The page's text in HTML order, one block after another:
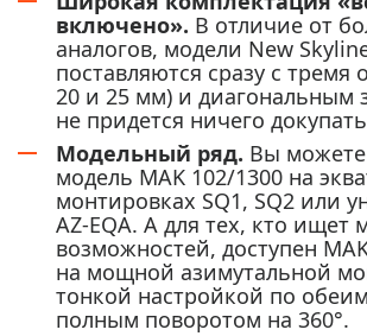
включено». В отличие от
аналогов, модели New
поставляются сразу с тремя
20 и 25 мм) и диагональным
не придется ничего
Модельный ряд. Вы
модель MAK 102/1300 на
монтировках SQ1, SQ2 или
AZ-EQA. А для тех, кто ищет
возможностей, доступен
на мощной азимутальной
тонкой настройкой по
полным поворотом на 360°.